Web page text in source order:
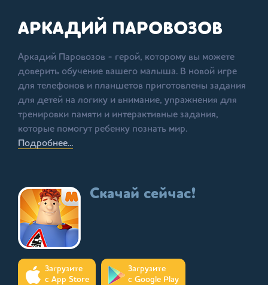
АРКАДИЙ ПАРОВОЗОВ
Аркадий Паровозов - герой, которому вы можете
доверить обучение вашего малыша. В новой игре
для телефонов и планшетов приготовлены задания
для детей на логику и внимание, упражнения для
тренировки памяти и интерактивные задания,
которые помогут ребенку познать мир.
Подробнее...
Скачай сейчас!
Загрузите
с App Store
Загрузите
с Google Play